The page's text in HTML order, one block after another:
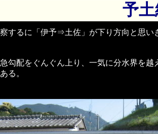
予
するに「伊予⇒土佐」が下り方向と思
急勾配をぐんぐん上り、一気に分水界を
る。